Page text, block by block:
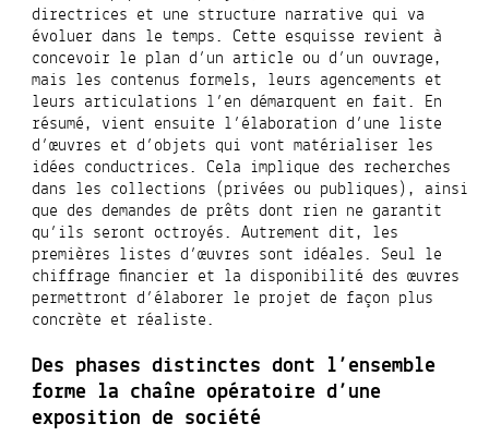
directrices et une structure narrative qui va
évoluer dans le temps. Cette esquisse revient à
concevoir le plan d’un article ou d’un ouvrage,
mais les contenus formels, leurs agencements et
leurs articulations l’en démarquent en fait. En
résumé, vient ensuite l’élaboration d’une liste
d’œuvres et d’objets qui vont matérialiser les
idées conductrices. Cela implique des recherches
dans les collections (privées ou publiques), ainsi
que des demandes de prêts dont rien ne garantit
qu’ils seront octroyés. Autrement dit, les
premières listes d’œuvres sont idéales. Seul le
chiffrage financier et la disponibilité des œuvres
permettront d’élaborer le projet de façon plus
concrète et réaliste.
Des phases distinctes dont l’ensemble
forme la chaîne opératoire d’une
exposition de société